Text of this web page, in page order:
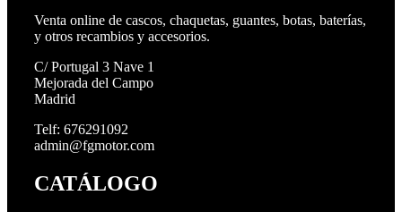
Venta online de cascos, chaquetas, guantes, botas, baterías,
y otros recambios y accesorios.
C/ Portugal 3 Nave 1
Mejorada del Campo
Madrid
Telf: 676291092
admin@fgmotor.com
CATÁLOGO